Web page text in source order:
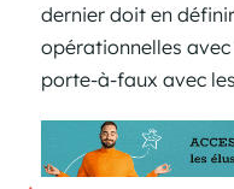
dernier doit en
opérationnelles avec
porte-à-faux avec